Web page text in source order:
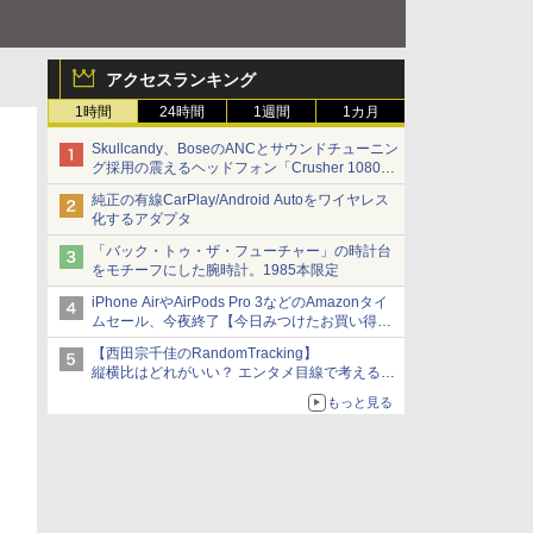
アクセスランキング
1時間 24時間 1週間 1カ月
Skullcandy、BoseのANCとサウンドチューニン
グ採用の震えるヘッドフォン「Crusher 1080
ANC」
純正の有線CarPlay/Android Autoをワイヤレス
化するアダプタ
「バック・トゥ・ザ・フューチャー」の時計台
をモチーフにした腕時計。1985本限定
iPhone AirやAirPods Pro 3などのAmazonタイ
ムセール、今夜終了【今日みつけたお買い得
品】
【西田宗千佳のRandomTracking】
縦横比はどれがいい？ エンタメ目線で考える、
もっと見る